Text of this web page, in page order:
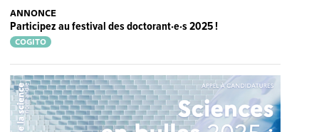
ANNONCE
Participez au festival des doctorant·e·s 2025 !
COGITO